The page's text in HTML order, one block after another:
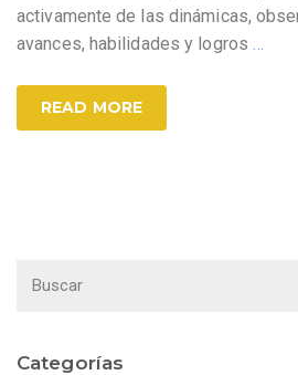
activamente de las dinámicas,
avances, habilidades y logros…
READ MORE
Categorías